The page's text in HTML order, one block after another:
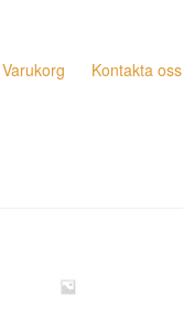
Varukorg Kontakta oss